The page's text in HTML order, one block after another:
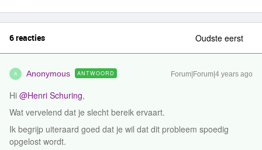
6 reacties Oudste eerst
A Anonymous ANTWOORD Forum|Forum|4 years ago
Hi @Henri Schuring,
Wat vervelend dat je slecht bereik ervaart.
Ik begrijp uiteraard goed dat je wil dat dit probleem spoedig
opgelost wordt.